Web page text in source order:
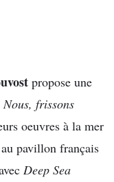
propose une
Nous, frissons
oeuvres à la mer
pavillon français
Deep Sea